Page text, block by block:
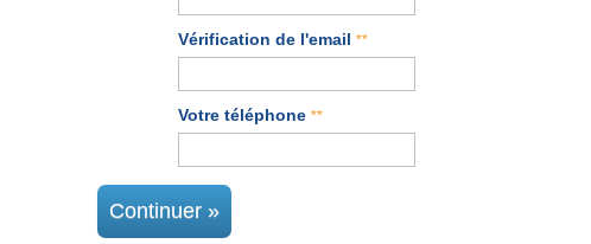
Vérification de l'email **
Votre téléphone **
Continuer »